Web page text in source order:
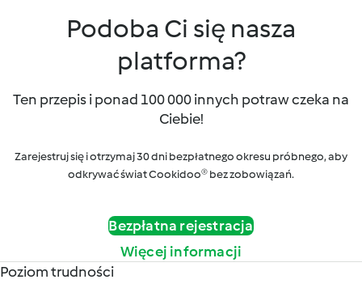
Podoba Ci się nasza
platforma?
Ten przepis i ponad 100 000 innych potraw czeka na
Ciebie!
Zarejestruj się i otrzymaj 30 dni bezpłatnego okresu próbnego, aby
odkrywać świat Cookidoo® bez zobowiązań.
Bezpłatna rejestracja
Więcej informacji
Poziom trudności